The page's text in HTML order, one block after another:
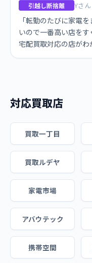
引越し断捨離 Yさ
「転勤のたびに家電
いので一番高い店をす
宅配買取対応の店がわ
対応買取店
買取一丁目
買取ルデヤ
家電市場
アバウテック
携帯空間